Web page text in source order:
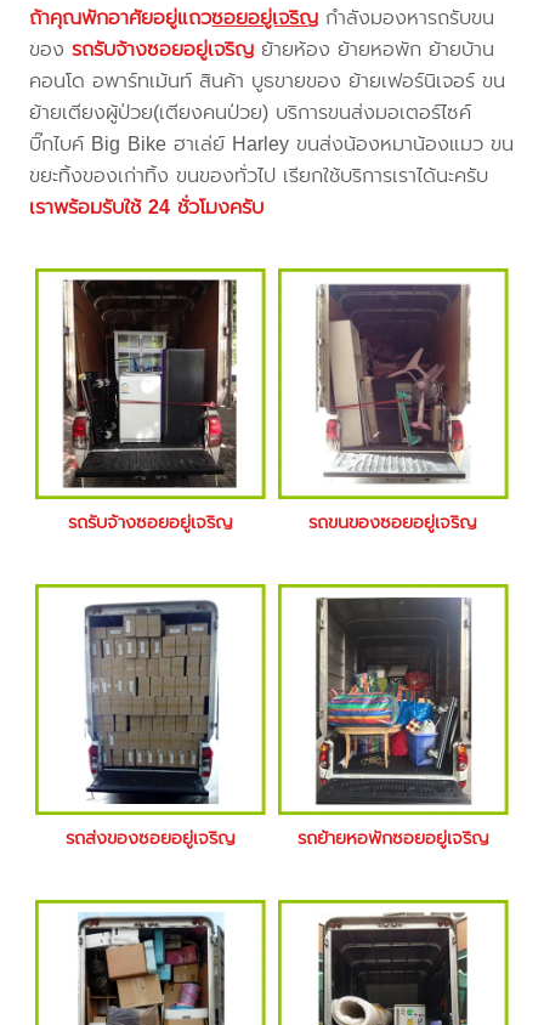
ถ้าคุณพักอาศัยอยู่แถวซอยอยู่เจริญ กำลังมองหารถรับขน
ของรถรับจ้างซอยอยู่เจริญ ย้ายห้อง ย้ายหอพัก ย้ายบ้าน
คอนโด อพาร์ทเม้นท์ สินค้า บูธขายของ ย้ายเฟอร์นิเจอร์ ขน
ย้ายเตียงผู้ป่วย(เตียงคนป่วย) บริการขนส่งมอเตอร์ไซค์
บิ๊กไบค์ Big Bike ฮาเล่ย์ Harley ขนส่งน้องหมาน้องแมว ขน
ขยะทิ้งของเก่าทิ้ง ขนของทั่วไป เรียกใช้บริการเราได้นะครับ
เราพร้อมรับใช้ 24 ชั่วโมงครับ
รถรับจ้างซอยอยู่เจริญ รถขนของซอยอยู่เจริญ
รถส่งของซอยอยู่เจริญ รถย้ายหอพักซอยอยู่เจริญ